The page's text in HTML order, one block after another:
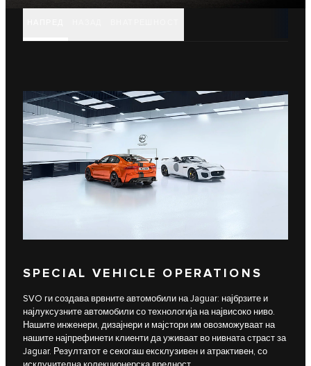
SPECIAL VEHICLE OPERATIONS
SVO ги создава врвните автомобили на Jaguar: најбрзите и
најлуксузните автомобили со технологија на највисоко ниво.
Нашите инженери, дизајнери и мајстори им овозможуваат на
нашите најпрефинети клиенти да уживаат во нивната страст за
Jaguar. Резултатот е секогаш ексклузивен и атрактивен, со